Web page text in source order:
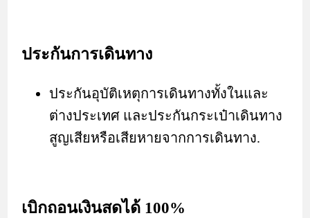
ประกันการเดินทาง
ประกันอุบัติเหตุการเดินทางทั้งในและ
ต่างประเทศ และประกันกระเป๋าเดินทาง
สูญเสียหรือเสียหายจากการเดินทาง.
เบิกถอนเงินสดได้ 100%